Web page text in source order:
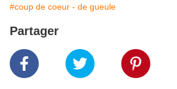
#coup de coeur - de gueule
Partager